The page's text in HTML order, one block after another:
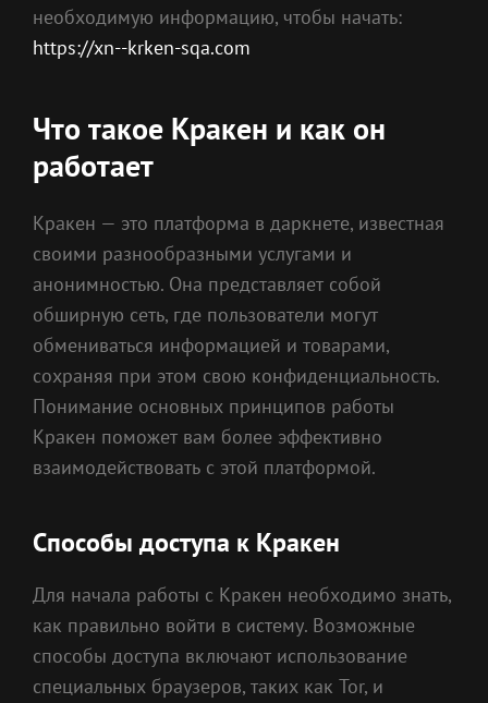
необходимую информацию, чтобы начать:
https://xn--krken-sqa.com
Что такое Кракен и как он
работает
Кракен — это платформа в даркнете, известная
своими разнообразными услугами и
анонимностью. Она представляет собой
обширную сеть, где пользователи могут
обмениваться информацией и товарами,
сохраняя при этом свою конфиденциальность.
Понимание основных принципов работы
Кракен поможет вам более эффективно
взаимодействовать с этой платформой.
Способы доступа к Кракен
Для начала работы с Кракен необходимо знать,
как правильно войти в систему. Возможные
способы доступа включают использование
специальных браузеров, таких как Tor, и